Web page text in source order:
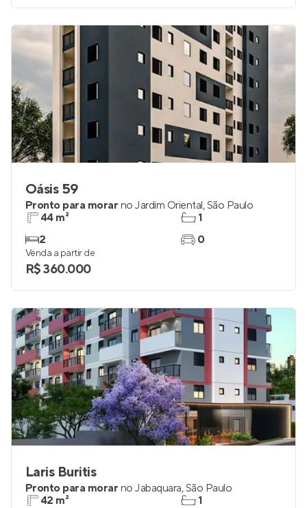
Oásis 59
Pronto para morar no Jardim Oriental,São Paulo
44 m²
2
1
0
Venda a partir de
R$ 360.000
Laris Buritis
Pronto para morar no Jabaquara,São Paulo
42 m²
1